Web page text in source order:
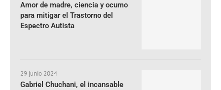
Amor de madre, ciencia y ocumo
para mitigar el Trastorno del
Espectro Autista
29 junio 2024
Gabriel Chuchani, el incansable